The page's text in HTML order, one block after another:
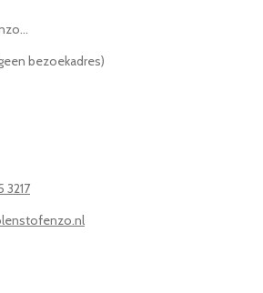
bezoekadres)
3217